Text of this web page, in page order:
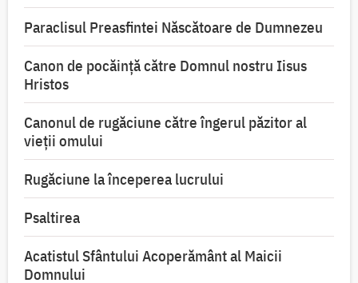
Paraclisul Preasfintei Născătoare de Dumnezeu
Canon de pocăință către Domnul nostru Iisus
Hristos
Canonul de rugăciune către îngerul păzitor al
vieții omului
Rugăciune la începerea lucrului
Psaltirea
Acatistul Sfântului Acoperământ al Maicii
Domnului